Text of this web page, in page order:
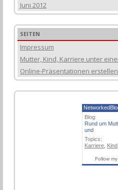
Juni 2012
SEITEN
Impressum
Mutter, Kind, Karriere unter
Online-Präsentationen
Blog:
Rund um
und
Topics:
Karriere Kind
Follow